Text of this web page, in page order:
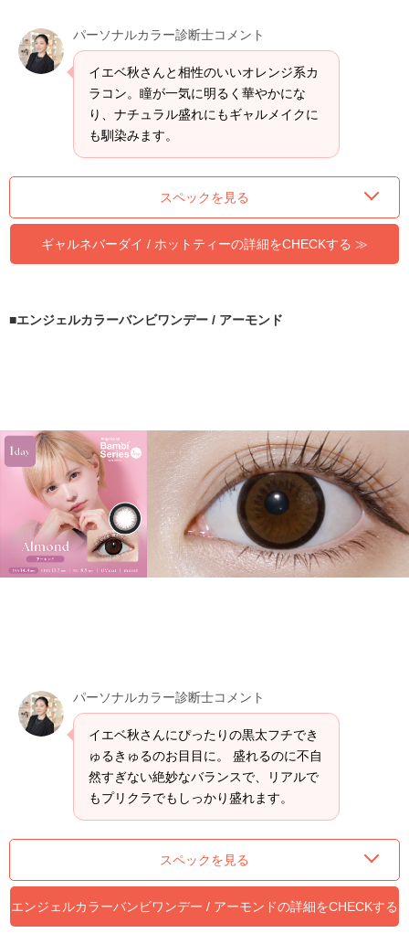
パーソナルカラー診断士コメント
イエベ秋さんと相性のいいオレンジ系カ
ラコン。瞳が一気に明るく華やかにな
り、ナチュラル盛れにもギャルメイクに
も馴染みます。
スペックを見る
ギャルネバーダイ / ホットティーの詳細をCHECKする ≫
エンジェルカラーバンビワンデー / アーモンド
パーソナルカラー診断士コメント
イエベ秋さんにぴったりの黒太フチでき
ゅるきゅるのお目目に。 盛れるのに不自
然すぎない絶妙なバランスで、リアルで
もプリクラでもしっかり盛れます。
スペックを見る
エンジェルカラーバンビワンデー / アーモンドの詳細をCHECKする